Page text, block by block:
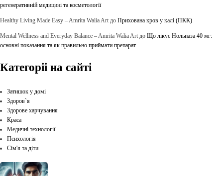
регенеративній медицині та косметології
Healthy Living Made Easy – Amrita Walia Art до Прихована кров у калі (ПКК)
Mental Wellness and Everyday Balance – Amrita Walia Art до Що лікує Нольпаза 40 мг:
основні показання та як правильно приймати препарат
Категоріі на сайті
Затишок у домі
Здоров`я
Здорове харчування
Краса
Медичні технології
Психологія
Сім'я та діти